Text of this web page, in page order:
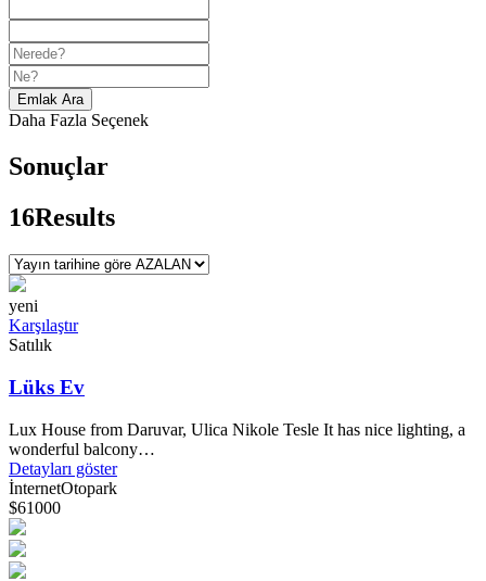
Emlak Ara
Daha Fazla Seçenek
Sonuçlar
16Results
yeni
Karşılaştır
Satılık
Lüks Ev
Lux House from Daruvar, Ulica Nikole Tesle It has nice lighting, a
wonderful balcony…
Detayları göster
İnternetOtopark
$61000